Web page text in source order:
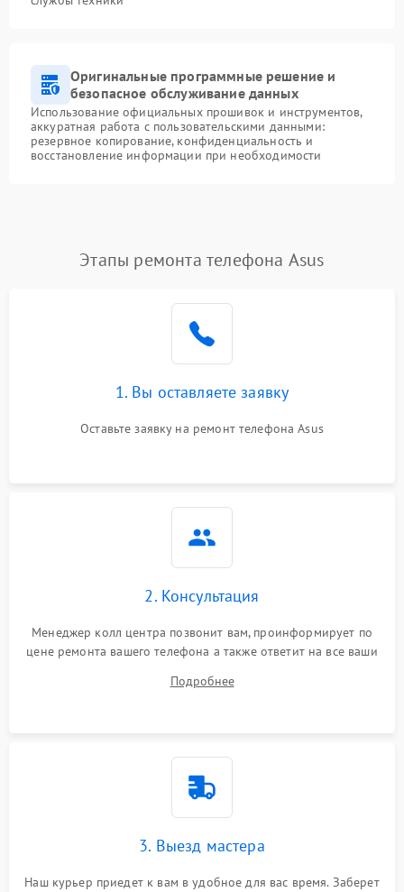
Оригинальные программные решение и
безопасное обслуживание данных
Использование официальных прошивок и инструментов,
аккуратная работа с пользовательскими данными:
резервное копирование, конфиденциальность и
восстановление информации при необходимости
Этапы ремонта телефона Asus
1. Вы оставляете заявку
Оставьте заявку на ремонт телефона Asus
2. Консультация
Менеджер колл центра позвонит вам, проинформирует по
цене ремонта вашего телефона а также ответит на все ваши
Подробнее
3. Выезд мастера
Наш курьер приедет к вам в удобное для вас время. Заберет